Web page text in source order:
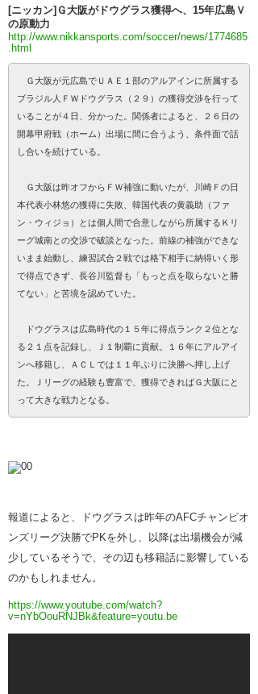
[ニッカン]Ｇ大阪がドウグラス獲得へ、15年広島Ｖ
の原動力
http://www.nikkansports.com/soccer/news/1774685
.html
Ｇ大阪が元広島でＵＡＥ１部のアルアインに所属する
ブラジル人ＦＷドウグラス（２９）の獲得交渉を行って
いることが４日、分かった。関係者によると、２６日の
開幕甲府戦（ホーム）出場に間に合うよう、条件面で話
し合いを続けている。
Ｇ大阪は昨オフからＦＷ補強に動いたが、川崎Ｆの日
本代表小林悠の獲得に失敗、韓国代表の黄義助（ファ
ン・ウィジョ）とは個人間で合意しながら所属するＫリ
ーグ城南との交渉で破談となった。前線の補強ができな
いまま始動し、練習試合２戦では格下相手に納得いく形
で得点できず、長谷川監督も「もっと点を取らないと勝
てない」と苦境を認めていた。
ドウグラスは広島時代の１５年に得点ランク２位とな
る２１点を記録し、Ｊ１制覇に貢献。１６年にアルアイ
ンへ移籍し、ＡＣＬでは１１年ぶりに決勝へ押し上げ
た。Ｊリーグの経験も豊富で、獲得できればＧ大阪にと
って大きな戦力となる。
報道によると、ドウグラスは昨年のAFCチャンピオ
ンズリーグ決勝でPKを外し、以降は出場機会が減
少しているそうで、その辺も移籍話に影響している
のかもしれません。
https://www.youtube.com/watch?
v=nYbOouRNJBk&feature=youtu.be